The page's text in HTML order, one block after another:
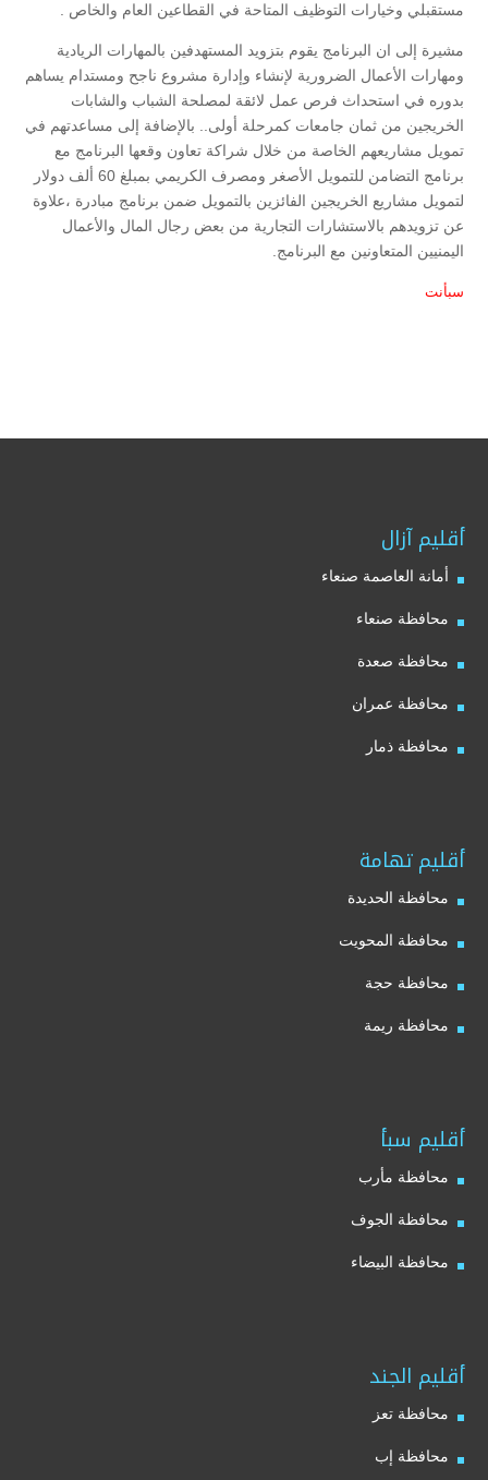
مستقبلي وخيارات التوظيف المتاحة في القطاعين العام والخاص .
مشيرة إلى ان البرنامج يقوم بتزويد المستهدفين بالمهارات الريادية
ومهارات الأعمال الضرورية لإنشاء وإدارة مشروع ناجح ومستدام يساهم
بدوره في استحداث فرص عمل لائقة لمصلحة الشباب والشابات
الخريجين من ثمان جامعات كمرحلة أولى.. بالإضافة إلى مساعدتهم في
تمويل مشاريعهم الخاصة من خلال شراكة تعاون وقعها البرنامج مع
برنامج التضامن للتمويل الأصغر ومصرف الكريمي بمبلغ 60 ألف دولار
لتمويل مشاريع الخريجين الفائزين بالتمويل ضمن برنامج مبادرة ،علاوة
عن تزويدهم بالاستشارات التجارية من بعض رجال المال والأعمال
اليمنيين المتعاونين مع البرنامج.
سبأنت
أقليم آزال
أمانة العاصمة صنعاء
محافظة صنعاء
محافظة صعدة
محافظة عمران
محافظة ذمار
أقليم تهامة
محافظة الحديدة
محافظة المحويت
محافظة حجة
محافظة ريمة
أقليم سبأ
محافظة مأرب
محافظة الجوف
محافظة البيضاء
أقليم الجند
محافظة تعز
محافظة إب